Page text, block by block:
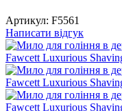
Артикул: F5561
Написати відгук